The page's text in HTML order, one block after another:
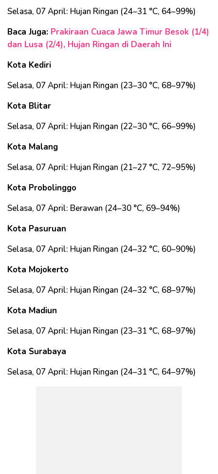
Selasa, 07 April: Hujan Ringan (24–31 °C, 64–99%)
Baca Juga: Prakiraan Cuaca Jawa Timur Besok (1/4)
dan Lusa (2/4), Hujan Ringan di Daerah Ini
Kota Kediri
Selasa, 07 April: Hujan Ringan (23–30 °C, 68–97%)
Kota Blitar
Selasa, 07 April: Hujan Ringan (22–30 °C, 66–99%)
Kota Malang
Selasa, 07 April: Hujan Ringan (21–27 °C, 72–95%)
Kota Probolinggo
Selasa, 07 April: Berawan (24–30 °C, 69–94%)
Kota Pasuruan
Selasa, 07 April: Hujan Ringan (24–32 °C, 60–90%)
Kota Mojokerto
Selasa, 07 April: Hujan Ringan (24–32 °C, 68–97%)
Kota Madiun
Selasa, 07 April: Hujan Ringan (23–31 °C, 68–97%)
Kota Surabaya
Selasa, 07 April: Hujan Ringan (24–31 °C, 64–97%)